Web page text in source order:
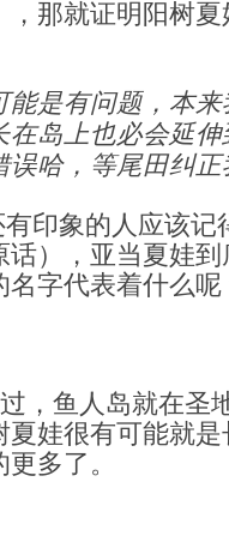
，那就证明阳树
能是有问题，本来
在岛上也必会延
误哈，等尾田纠
象的人应该记
话），亚当夏娃
名字代表着什么呢
鱼人岛就在圣
夏娃很有可能就
更多了。